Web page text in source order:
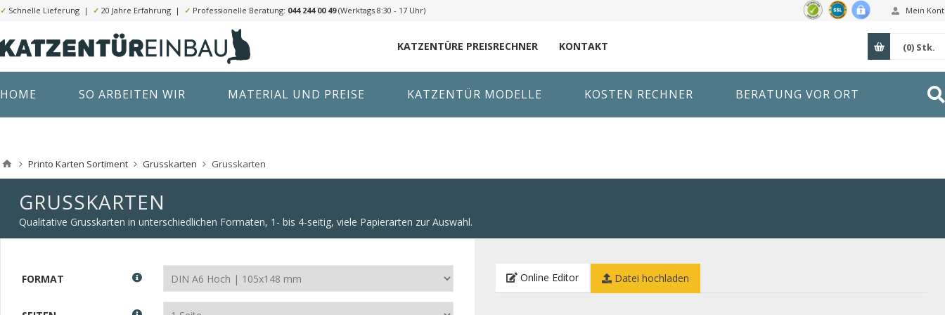
Mein
✓ Schnelle Lieferung | ✓ 20 Jahre Erfahrung | ✓ Professionelle Beratung: 044 244 00 49(Werktags 8:30 - 17 Uhr)
KATZENTÜRE PREISRECHNER KONTAKT (0) Stk.
HOME SO ARBEITEN WIR MATERIAL UND PREISE KATZENTÜR MODELLE KOSTEN RECHNER BERATUNG VOR ORT
Printo Karten Sortiment Grusskarten Grusskarten
GRUSSKARTEN
Qualitative Grusskarten in unterschiedlichen Formaten, 1- bis 4-seitig, viele Papierarten zur Auswahl.
FORMAT Online Editor Datei hochladen